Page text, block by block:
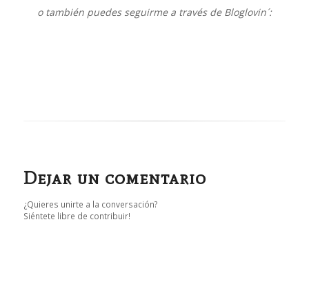
o también puedes seguirme a través de Bloglovin´:
Dejar un comentario
¿Quieres unirte a la conversación?
Siéntete libre de contribuir!